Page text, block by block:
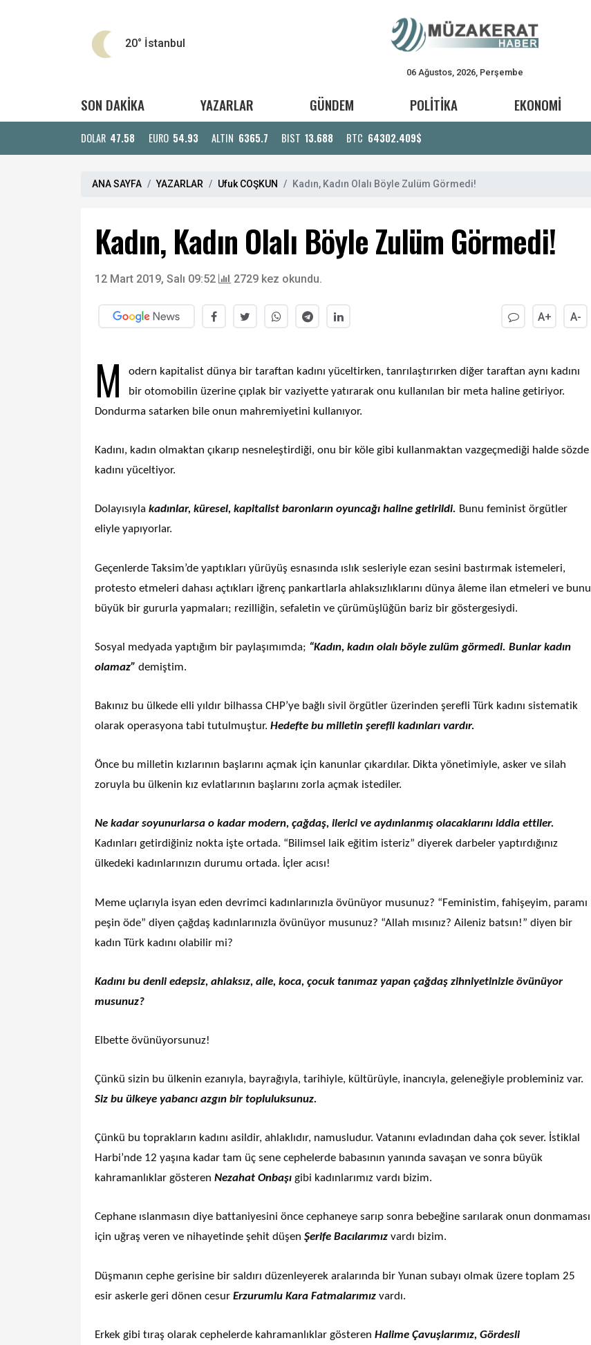
20° İstanbul
06 Ağustos, 2026, Perşembe
SON DAKİKA YAZARLAR GÜNDEM POLİTİKA EKONOMİ
DOLAR 47.58 EURO 54.93 ALTIN 6365.7 BIST 13.688 BTC 64302.409$
ANA SAYFA YAZARLAR Ufuk COŞKUN Kadın, Kadın Olalı Böyle Zulüm Görmedi!
Kadın, Kadın Olalı Böyle Zulüm Görmedi!
12 Mart 2019, Salı 09:52 2729 kez okundu.
A+ A-
M
odern kapitalist dünya bir taraftan kadını yüceltirken, tanrılaştırırken diğer taraftan aynı kadını
bir otomobilin üzerine çıplak bir vaziyette yatırarak onu kullanılan bir meta haline getiriyor.
Dondurma satarken bile onun mahremiyetini kullanıyor.
Kadını, kadın olmaktan çıkarıp nesneleştirdiği, onu bir köle gibi kullanmaktan vazgeçmediği halde sözde
kadını yüceltiyor.
Dolayısıyla kadınlar, küresel, kapitalist baronların oyuncağı haline getirildi. Bunu feminist örgütler
eliyle yapıyorlar.
Geçenlerde Taksim’de yaptıkları yürüyüş esnasında ıslık sesleriyle ezan sesini bastırmak istemeleri,
protesto etmeleri dahası açtıkları iğrenç pankartlarla ahlaksızlıklarını dünya âleme ilan etmeleri ve bunu
büyük bir gururla yapmaları; rezilliğin, sefaletin ve çürümüşlüğün bariz bir göstergesiydi.
Sosyal medyada yaptığım bir paylaşımımda; “Kadın, kadın olalı böyle zulüm görmedi. Bunlar kadın
olamaz” demiştim.
Bakınız bu ülkede elli yıldır bilhassa CHP’ye bağlı sivil örgütler üzerinden şerefli Türk kadını sistematik
olarak operasyona tabi tutulmuştur. Hedefte bu milletin şerefli kadınları vardır.
Önce bu milletin kızlarının başlarını açmak için kanunlar çıkardılar. Dikta yönetimiyle, asker ve silah
zoruyla bu ülkenin kız evlatlarının başlarını zorla açmak istediler.
Ne kadar soyunurlarsa o kadar modern, çağdaş, ilerici ve aydınlanmış olacaklarını iddia ettiler.
Kadınları getirdiğiniz nokta işte ortada. “Bilimsel laik eğitim isteriz” diyerek darbeler yaptırdığınız
ülkedeki kadınlarınızın durumu ortada. İçler acısı!
Meme uçlarıyla isyan eden devrimci kadınlarınızla övünüyor musunuz? “Feministim, fahişeyim, paramı
peşin öde” diyen çağdaş kadınlarınızla övünüyor musunuz? “Allah mısınız? Aileniz batsın!” diyen bir
kadın Türk kadını olabilir mi?
Kadını bu denli edepsiz, ahlaksız, aile, koca, çocuk tanımaz yapan çağdaş zihniyetinizle övünüyor
musunuz?
Elbette övünüyorsunuz!
Çünkü sizin bu ülkenin ezanıyla, bayrağıyla, tarihiyle, kültürüyle, inancıyla, geleneğiyle probleminiz var.
Siz bu ülkeye yabancı azgın bir topluluksunuz.
Çünkü bu toprakların kadını asildir, ahlaklıdır, namusludur. Vatanını evladından daha çok sever. İstiklal
Harbi’nde 12 yaşına kadar tam üç sene cephelerde babasının yanında savaşan ve sonra büyük
kahramanlıklar gösteren Nezahat Onbaşı gibi kadınlarımız vardı bizim.
Cephane ıslanmasın diye battaniyesini önce cephaneye sarıp sonra bebeğine sarılarak onun donmaması
için uğraş veren ve nihayetinde şehit düşen Şerife Bacılarımız vardı bizim.
Düşmanın cephe gerisine bir saldırı düzenleyerek aralarında bir Yunan subayı olmak üzere toplam 25
esir askerle geri dönen cesur Erzurumlu Kara Fatmalarımız vardı.
Erkek gibi tıraş olarak cephelerde kahramanlıklar gösteren Halime Çavuşlarımız, Gördesli